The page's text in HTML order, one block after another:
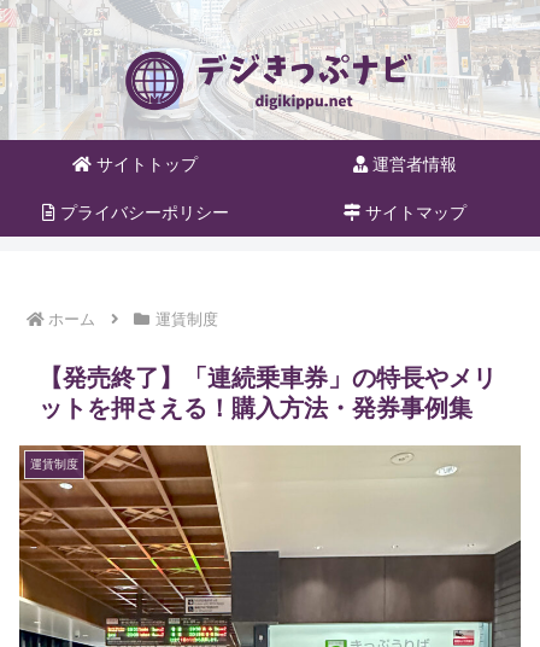
サイトトップ 運営者情報
プライバシーポリシー サイトマップ
ホーム 運賃制度
【発売終了】「連続乗車券」の特長やメリ
ットを押さえる！購入方法・発券事例集
運賃制度